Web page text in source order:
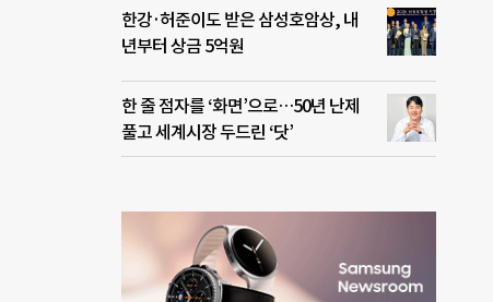
한강·허준이도 받은 삼성호암상, 내
년부터 상금 5억원
한 줄 점자를 ‘화면’으로…50년 난제
풀고 세계시장 두드린 ‘닷’